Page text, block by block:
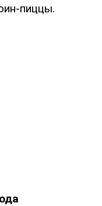
пиццы.